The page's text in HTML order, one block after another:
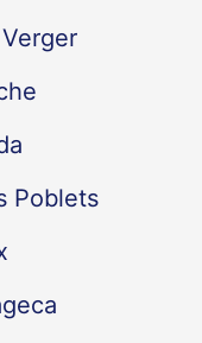
Poblets